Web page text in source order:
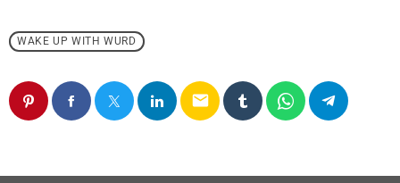
WAKE UP WITH WURD
email